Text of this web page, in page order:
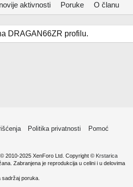
aktivnosti Poruke O članu
DRAGAN66ZR profilu.
Politika privatnosti
Pomoć
© 2010-2025 XenForo Ltd. Copyright © Krstarica
Zabranjena je reprodukcija u celini i u delovima
poruka.